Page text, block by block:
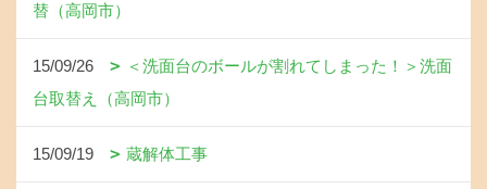
替（高岡市）
15/09/26
＜洗面台のボールが割れてしまった！＞洗面
台取替え（高岡市）
15/09/19 蔵解体工事